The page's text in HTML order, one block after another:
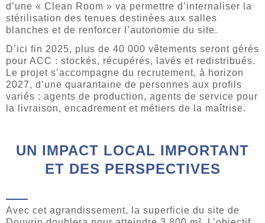
d’une « Clean Room » va permettre d’internaliser la
stérilisation des tenues destinées aux salles
blanches et de renforcer l’autonomie du site.
D’ici fin 2025, plus de 40 000 vêtements seront gérés
pour ACC : stockés, récupérés, lavés et redistribués.
Le projet s’accompagne du recrutement, à horizon
2027, d’une quarantaine de personnes aux profils
variés : agents de production, agents de service pour
la livraison, encadrement et métiers de la maîtrise.
UN IMPACT LOCAL IMPORTANT
ET DES PERSPECTIVES
Avec cet agrandissement, la superficie du site de